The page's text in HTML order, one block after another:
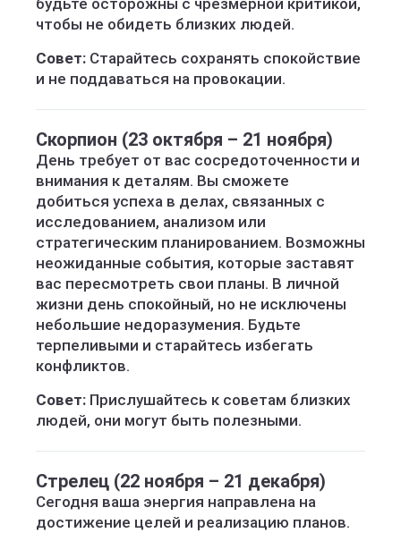
будьте осторожны с чрезмерной критикой,
чтобы не обидеть близких людей.
Совет: Старайтесь сохранять спокойствие
и не поддаваться на провокации.
Скорпион (23 октября – 21 ноября)
День требует от вас сосредоточенности и
внимания к деталям. Вы сможете
добиться успеха в делах, связанных с
исследованием, анализом или
стратегическим планированием. Возможны
неожиданные события, которые заставят
вас пересмотреть свои планы. В личной
жизни день спокойный, но не исключены
небольшие недоразумения. Будьте
терпеливыми и старайтесь избегать
конфликтов.
Совет: Прислушайтесь к советам близких
людей, они могут быть полезными.
Стрелец (22 ноября – 21 декабря)
Сегодня ваша энергия направлена на
достижение целей и реализацию планов.